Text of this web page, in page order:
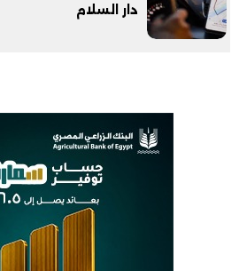
دار السلام